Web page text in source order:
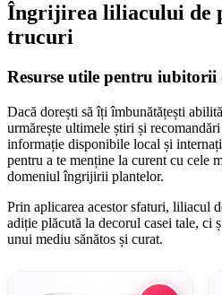
Îngrijirea liliacului de
trucuri
Resurse utile pentru iubitorii
Dacă dorești să îți îmbunătățești
urmărește ultimele știri și
informație disponibile local și
pentru a te menține la curent cu cele
domeniul îngrijirii plantelor.
Prin aplicarea acestor sfaturi, liliacul
adiție plăcută la decorul casei tale, ci
unui mediu sănătos și curat.